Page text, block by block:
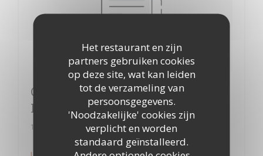
Het restaurant en zijn
partners gebruiken cookies
op deze site, wat kan leiden
tot de verzameling van
persoonsgegevens.
'Noodzakelijke' cookies zijn
verplicht en worden
standaard geïnstalleerd.
Cuisine mode d'emploi(s) à Clichy,
La banlieue bien dans son assiette
10/07/2018